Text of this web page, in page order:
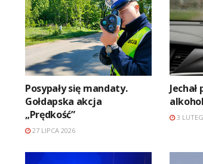
Posypały się mandaty.
Gołdapska akcja
„Prędkość”
27 LIPCA 2026
3